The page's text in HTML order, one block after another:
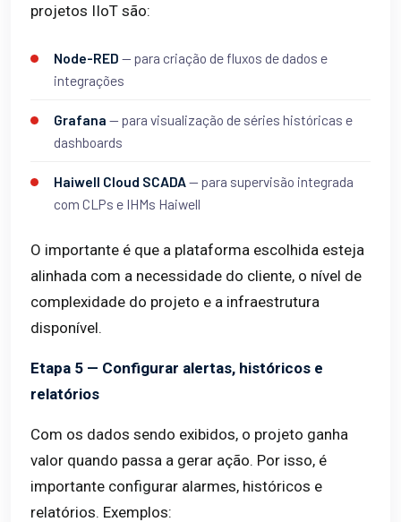
projetos IIoT são:
Node-RED — para criação de fluxos de dados e
integrações
Grafana — para visualização de séries históricas e
dashboards
Haiwell Cloud SCADA — para supervisão integrada
com CLPs e IHMs Haiwell
O importante é que a plataforma escolhida esteja
alinhada com a necessidade do cliente, o nível de
complexidade do projeto e a infraestrutura
disponível.
Etapa 5 — Configurar alertas, históricos e
relatórios
Com os dados sendo exibidos, o projeto ganha
valor quando passa a gerar ação. Por isso, é
importante configurar alarmes, históricos e
relatórios. Exemplos: